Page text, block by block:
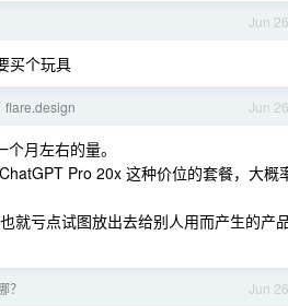
Jun 26
买个玩具
Jun 26
flare.design
月左右的量。
Pro 20x 这种价位的套餐，大概
就亏点试图放出去给别人用而产生的产
Jun 26
？